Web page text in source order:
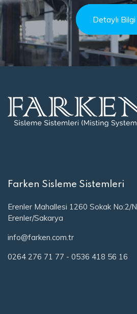
Detaylı Bilgi
Farken Sisleme Sistemleri
Erenler Mahallesi 1260 Sokak No:2/N
Erenler/Sakarya
info@farken.com.tr
0264 276 71 77 - 0536 418 56 16